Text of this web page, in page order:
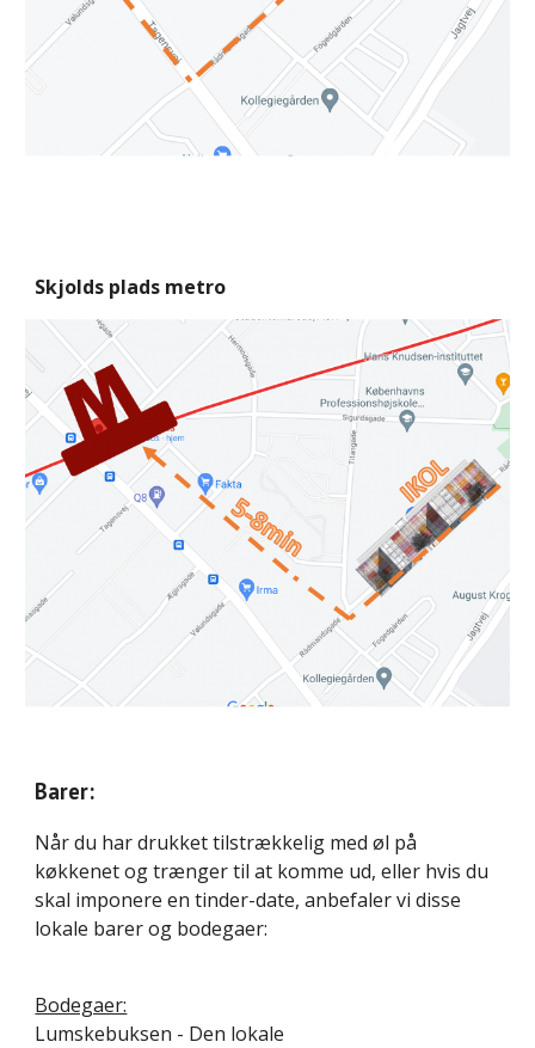
Skjolds plads metro
Barer:
Når du har drukket tilstrækkelig med øl på
køkkenet og trænger til at komme ud, eller hvis du
skal imponere en tinder-date, anbefaler vi disse
lokale barer og bodegaer:
Bodegaer:
Lumskebuksen - Den lokale